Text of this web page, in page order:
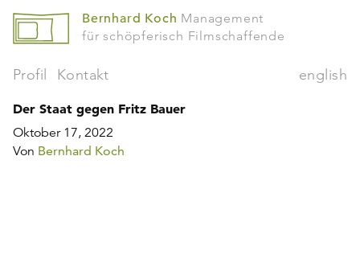
Bernhard Koch Management
für schöpferisch Filmschaffende
Profil Kontakt english
Der Staat gegen Fritz Bauer
Oktober 17, 2022
Von Bernhard Koch